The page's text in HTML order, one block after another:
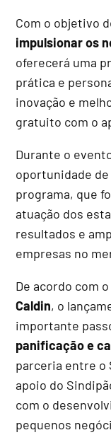
Com o objetivo
impulsionar os
oferecerá uma
prática e
inovação e
gratuito com o
Durante o
oportunidade
programa, que
atuação dos
resultados e
empresas no
De acordo com
Caldin, o
importante
panificação e
parceria entre o
apoio do
com o
pequenos